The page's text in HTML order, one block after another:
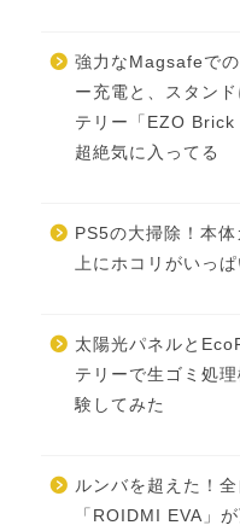
強力なMagsafeで
ー充電と、スタン
テリー「EZO
超絶気に入ってる
PS5の大掃除！本
上にホコリがいっ
太陽光パネルと
テリーで生ゴミ処
験してみた
ルンバを超えた！
「ROIDMI EVA」